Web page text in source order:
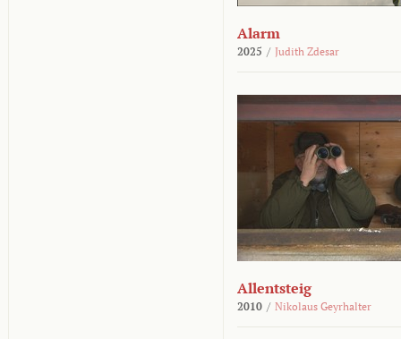
Alarm
2025 / Judith Zdesar
Allentsteig
2010 / Nikolaus Geyrhalter